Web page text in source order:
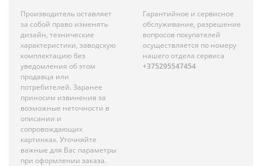
Производитель оставляет
за собой право изменять
дизайн, технические
характеристики, заводскую
комплектацию без
уведомления об этом
продавца или
потребителей. Заранее
приносим извинения за
возможные неточности в
описании и
сопровождающих
картинках. Уточняйте
важные для Вас параметры
при оформлении заказа.
Гарантийное и сервисное
обслуживание, разрешение
вопросов покупателей
осуществляется по номеру
нашего отдела сервиса
+375295547454